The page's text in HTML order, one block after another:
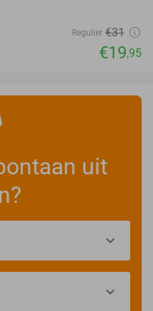
Regulier €31
€19,95
uit